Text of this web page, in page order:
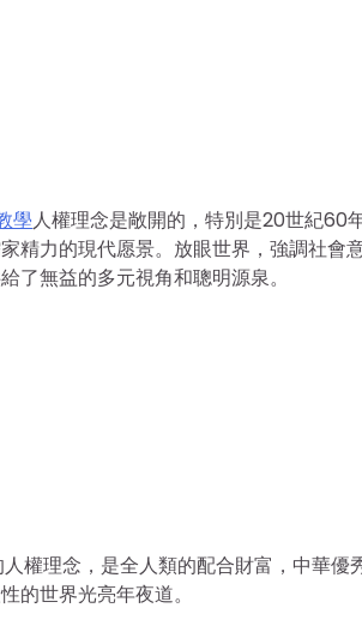
學人權理念是敞開的，特別是20世紀60
精力的現代愿景。放眼世界，強調社會
無益的多元視角和聰明源泉。
權理念，是全人類的配合財富，中華優
的世界光亮年夜道。